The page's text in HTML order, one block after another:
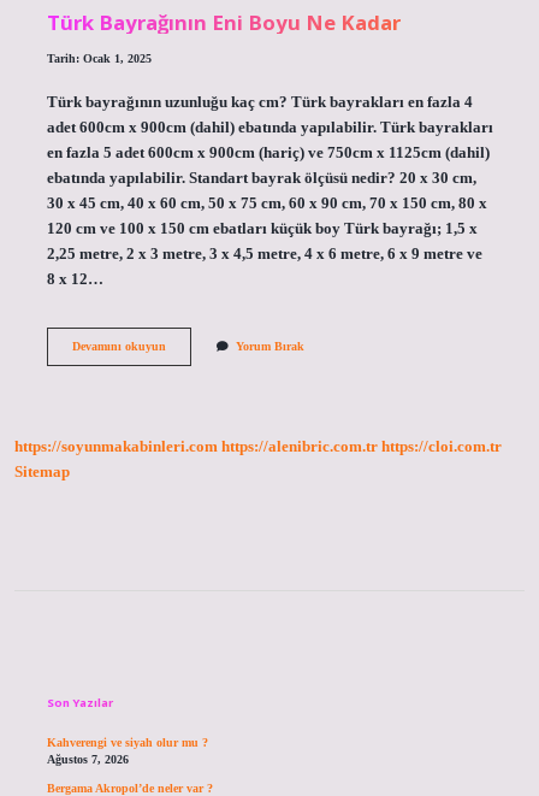
Türk Bayrağının Eni Boyu Ne Kadar
Tarih: Ocak 1, 2025
Türk bayrağının uzunluğu kaç cm? Türk bayrakları en fazla 4
adet 600cm x 900cm (dahil) ebatında yapılabilir. Türk bayrakları
en fazla 5 adet 600cm x 900cm (hariç) ve 750cm x 1125cm (dahil)
ebatında yapılabilir. Standart bayrak ölçüsü nedir? 20 x 30 cm,
30 x 45 cm, 40 x 60 cm, 50 x 75 cm, 60 x 90 cm, 70 x 150 cm, 80 x
120 cm ve 100 x 150 cm ebatları küçük boy Türk bayrağı; 1,5 x
2,25 metre, 2 x 3 metre, 3 x 4,5 metre, 4 x 6 metre, 6 x 9 metre ve
8 x 12…
Devamını okuyunTürk
Yorum Bırak
https://soyunmakabinleri.com https://alenibric.com.tr https://cloi.com.tr
Sitemap
Son Yazılar
Kahverengi ve siyah olur mu ?
Ağustos 7, 2026
Bergama Akropol’de neler var ?